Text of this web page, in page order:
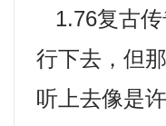
1.76复古传
行下去，但
听上去像是